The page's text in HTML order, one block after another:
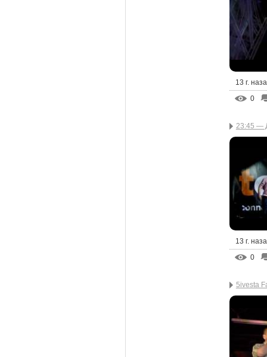
13 г.
0
23:45 —
13 г.
0
5ivesta